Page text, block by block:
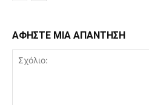
ΑΦΗΣΤΕ ΜΙΑ ΑΠΑΝΤΗΣΗ